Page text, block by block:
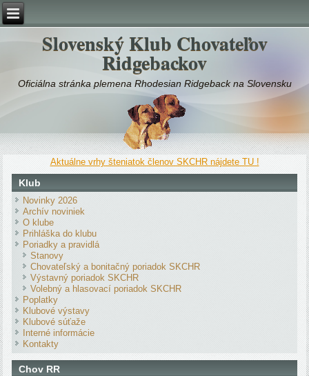
Slovenský Klub Chovateľov
Ridgebackov
Oficiálna stránka plemena Rhodesian Ridgeback na Slovensku
Aktuálne vrhy šteniatok členov SKCHR nájdete TU !
Klub
Novinky 2026
Archív noviniek
O klube
Prihláška do klubu
Poriadky a pravidlá
Stanovy
Chovateľský a bonitačný poriadok SKCHR
Výstavný poriadok SKCHR
Volebný a hlasovací poriadok SKCHR
Poplatky
Klubové výstavy
Klubové súťaže
Interné informácie
Kontakty
Chov RR